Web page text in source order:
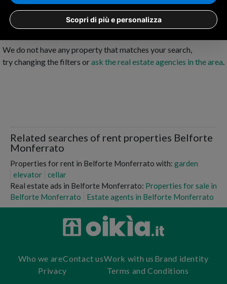
We do not have any property that matches your search,
try changing the filters orask the real estate agencies in the area.
Related searches of rent properties Belforte
Monferrato
Properties for rent in Belforte Monferrato with: garden
elevator
cellar
Real estate ads in Belforte Monferrato: Properties for sale in
Belforte Monferrato
Estate agents in Belforte Monferrato
Who we areContact usWork with us Brand identity
Privacy
Terms and Conditions
Scopri di più e personalizza